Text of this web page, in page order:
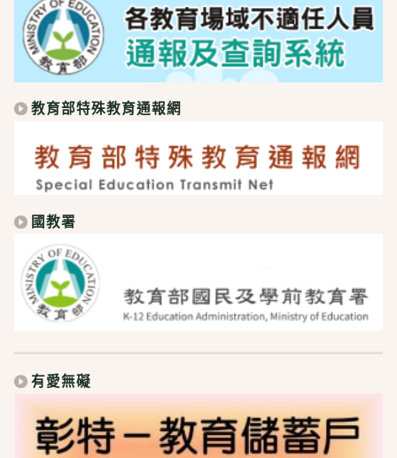
教育部特殊教育通報網
國教署
有愛無礙